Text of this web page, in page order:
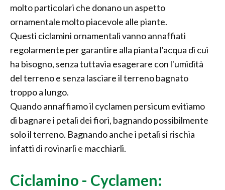
molto particolari che donano un aspetto
ornamentale molto piacevole alle piante.
Questi ciclamini ornamentali vanno annaffiati
regolarmente per garantire alla pianta l'acqua di cui
ha bisogno, senza tuttavia esagerare con l'umidità
del terreno e senza lasciare il terreno bagnato
troppo a lungo.
Quando annaffiamo il cyclamen persicum evitiamo
di bagnare i petali dei fiori, bagnando possibilmente
solo il terreno. Bagnando anche i petali si rischia
infatti di rovinarli e macchiarli.
Ciclamino - Cyclamen: